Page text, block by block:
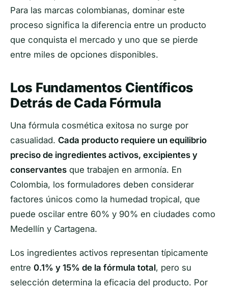
Para las marcas colombianas, dominar este
proceso significa la diferencia entre un producto
que conquista el mercado y uno que se pierde
entre miles de opciones disponibles.
Los Fundamentos Científicos
Detrás de Cada Fórmula
Una fórmula cosmética exitosa no surge por
casualidad. Cada producto requiere un equilibrio
preciso de ingredientes activos, excipientes y
conservantes que trabajen en armonía. En
Colombia, los formuladores deben considerar
factores únicos como la humedad tropical, que
puede oscilar entre 60% y 90% en ciudades como
Medellín y Cartagena.
Los ingredientes activos representan típicamente
entre 0.1% y 15% de la fórmula total, pero su
selección determina la eficacia del producto. Por